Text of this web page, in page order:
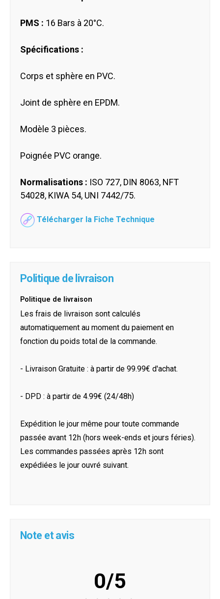
PMS : 16 Bars à 20°C.
Spécifications :
Corps et sphère en PVC.
Joint de sphère en EPDM.
Modèle 3 pièces.
Poignée PVC orange.
Normalisations : ISO 727, DIN 8063, NFT
54028, KIWA 54, UNI 7442/75.
Télécharger la Fiche Technique
Politique de livraison
Politique de livraison
Les frais de livraison sont calculés
automatiquement au moment du paiement en
fonction du poids total de la commande.
- Livraison Gratuite : à partir de 99.99€ d'achat.
- DPD : à partir de 4.99€ (24/48h)
Expédition le jour même pour toute commande
passée avant 12h (hors week-ends et jours féries).
Les commandes passées après 12h sont
expédiées le jour ouvré suivant.
Note et avis
0/5